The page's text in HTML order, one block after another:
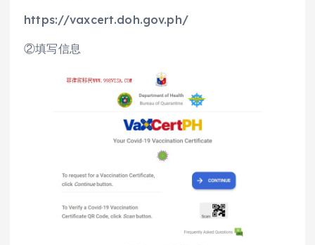
https://vaxcert.doh.gov.ph/
②填写信息